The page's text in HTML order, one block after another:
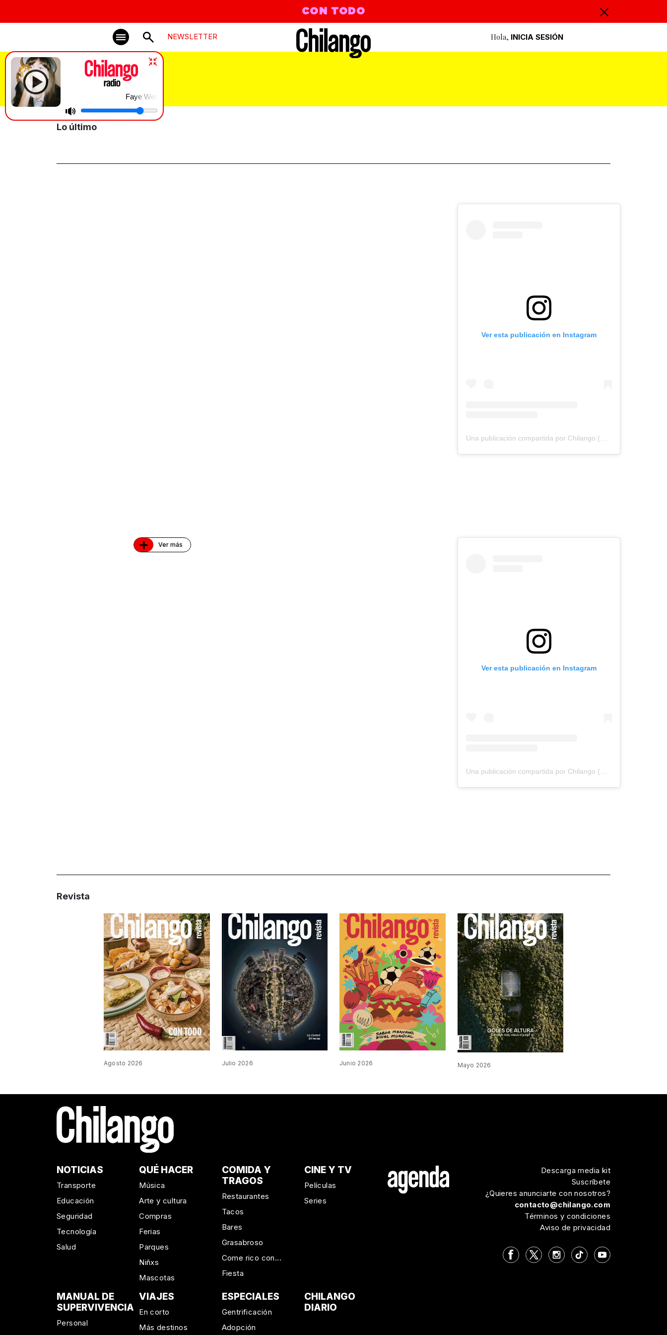
CON TODO
NEWSLETTER Hola, INICIA SESIÓN
Faye Webster | Kingston
dos años
Lo último
Ver esta publicación en Instagram
+ Ver más
Ver esta publicación en Instagram
Una publicación compartida por Chilango (@chilangocom)
Revista
Agosto 2026 Julio 2026 Junio 2026 Mayo 2026
NOTICIAS
Transporte
Educación
Seguridad
Tecnología
Salud
QUÉ HACER
Música
Arte y cultura
Compras
Ferias
Parques
Niñxs
Mascotas
COMIDA Y
TRAGOS
Restaurantes
Tacos
Bares
Grasabroso
Come rico con...
Fiesta
CINE Y TV
Películas
Series
MANUAL DE
SUPERVIVENCIA
Personal
VIAJES
En corto
Más destinos
ESPECIALES
Gentrificación
Adopción
CHILANGO
DIARIO
Descarga media kit
Suscríbete
¿Quieres anunciarte con nosotros?
contacto@chilango.com
Términos y condiciones
Aviso de privacidad